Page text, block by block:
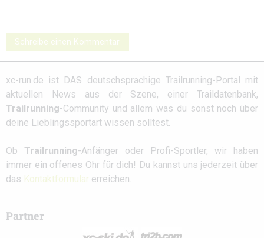
Schreibe einen Kommentar
xc-run.de ist DAS deutschsprachige Trailrunning-Portal mit
aktuellen News aus der Szene, einer Traildatenbank,
Trailrunning-Community und allem was du sonst noch über
deine Lieblingssportart wissen solltest.
Ob Trailrunning-Anfänger oder Profi-Sportler, wir haben
immer ein offenes Ohr für dich! Du kannst uns jederzeit über
das Kontaktformular erreichen.
Partner